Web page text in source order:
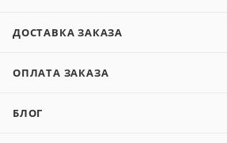
ДОСТАВКА ЗАКАЗА
ОПЛАТА ЗАКАЗА
БЛОГ